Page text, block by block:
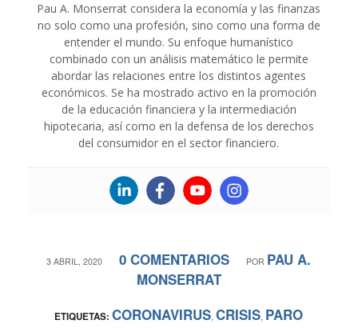
Pau A. Monserrat considera la economía y las finanzas
no solo como una profesión, sino como una forma de
entender el mundo. Su enfoque humanístico
combinado con un análisis matemático le permite
abordar las relaciones entre los distintos agentes
económicos. Se ha mostrado activo en la promoción
de la educación financiera y la intermediación
hipotecaria, así como en la defensa de los derechos
del consumidor en el sector financiero.
3 ABRIL, 2020
/ 0 COMENTARIOS
/ POR PAU A.
MONSERRAT
ETIQUETAS: CORONAVIRUS,CRISIS, PARO